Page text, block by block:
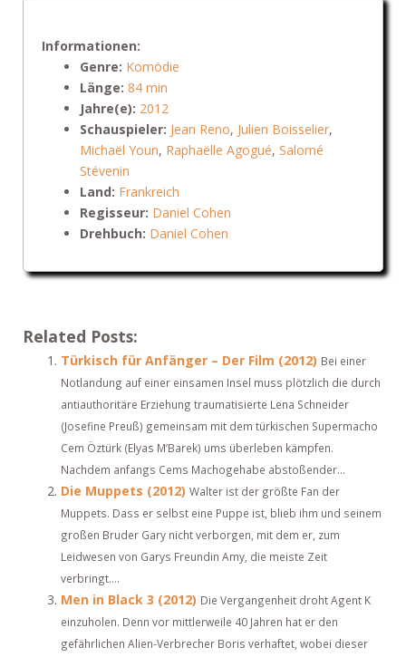
Informationen:
Genre: Komödie
Länge: 84 min
Jahre(e): 2012
Schauspieler: Jean Reno, Julien Boisselier,
Michaël Youn, Raphaëlle Agogué, Salomé
Stévenin
Land: Frankreich
Regisseur: Daniel Cohen
Drehbuch: Daniel Cohen
Related Posts:
Türkisch für Anfänger – Der Film (2012) Bei einer
Notlandung auf einer einsamen Insel muss plötzlich die durch
antiauthoritäre Erziehung traumatisierte Lena Schneider
(Josefine Preuß) gemeinsam mit dem türkischen Supermacho
Cem Öztürk (Elyas M’Barek) ums überleben kämpfen.
Nachdem anfangs Cems Machogehabe abstoßender...
Die Muppets (2012) Walter ist der größte Fan der
Muppets. Dass er selbst eine Puppe ist, blieb ihm und seinem
großen Bruder Gary nicht verborgen, mit dem er, zum
Leidwesen von Garys Freundin Amy, die meiste Zeit
verbringt....
Men in Black 3 (2012) Die Vergangenheit droht Agent K
einzuholen. Denn vor mittlerweile 40 Jahren hat er den
gefährlichen Alien-Verbrecher Boris verhaftet, wobei dieser